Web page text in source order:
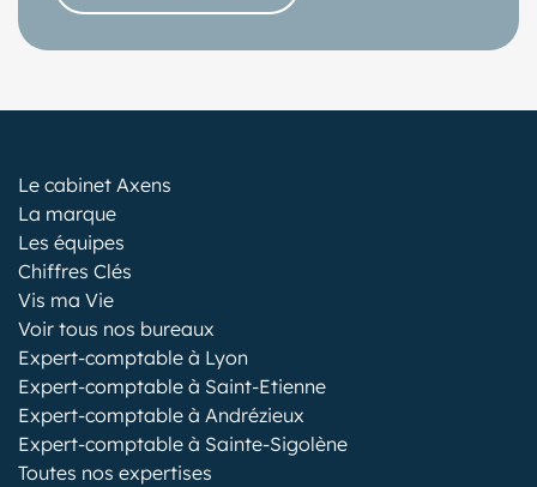
Le cabinet Axens
La marque
Les équipes
Chiffres Clés
Vis ma Vie
Voir tous nos bureaux
Expert-comptable à Lyon
Expert-comptable à Saint-Etienne
Expert-comptable à Andrézieux
Expert-comptable à Sainte-Sigolène
Toutes nos expertises